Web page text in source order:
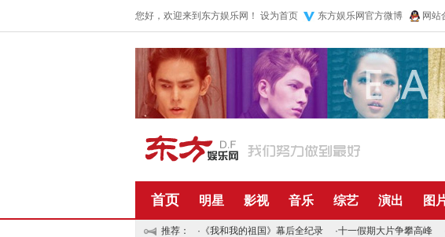
您好，欢迎来到东方娱乐网！ 设为首页 东方娱乐网官方微博 网站
首页 明星 影视 音乐 综艺 演出 图
推荐： · 《我和我的祖国》幕后全纪录 ·十一假期大片争攀高峰